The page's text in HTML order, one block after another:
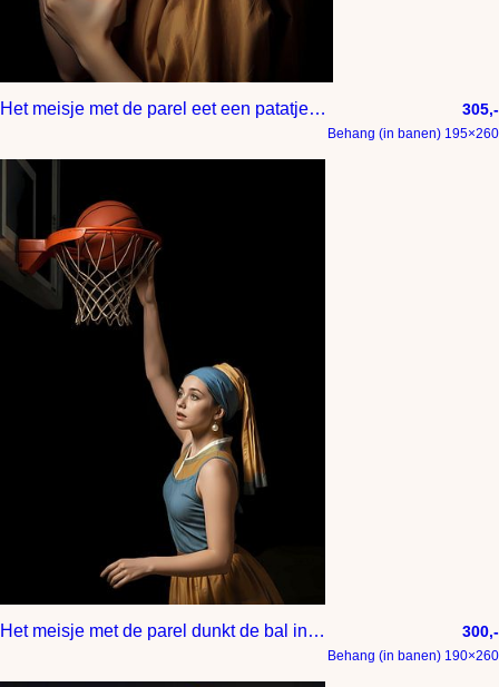
Het meisje met de parel eet een patatje met 305,-
Behang (in banen) 195×260
Het meisje met de parel dunkt de bal in het net 300,-
Behang (in banen) 190×260